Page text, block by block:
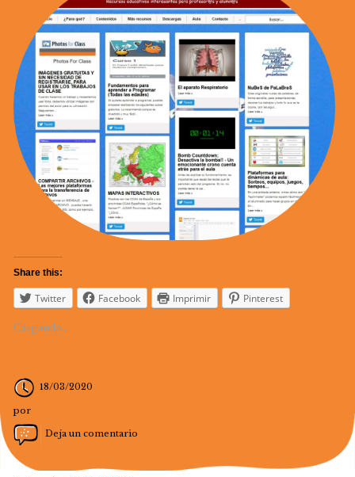
Share this:
Twitter Facebook Imprimir Pinterest
Cargando...
18/03/2020
por
Deja un comentario